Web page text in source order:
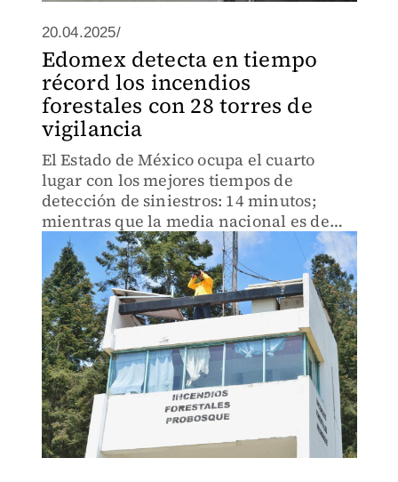
20.04.2025/
Edomex detecta en tiempo
récord los incendios
forestales con 28 torres de
vigilancia
El Estado de México ocupa el cuarto
lugar con los mejores tiempos de
detección de siniestros: 14 minutos;
mientras que la media nacional es de
una hora con 51 minutos.